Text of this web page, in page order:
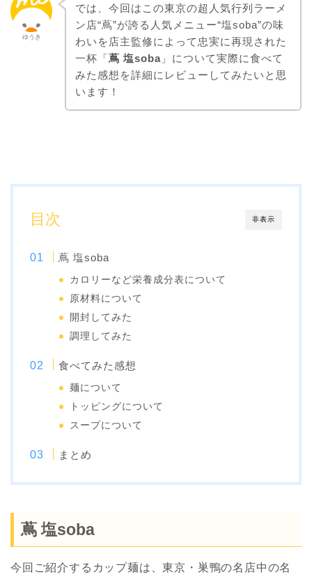
ゆうき
では、今回はこの東京の超人気行列ラーメ
ン店“蔦”が誇る人気メニュー“塩soba”の味
わいを店主監修によって忠実に再現された
一杯「蔦 塩soba」について実際に食べて
みた感想を詳細にレビューしてみたいと思
います！
非表示
目次
蔦 塩soba
カロリーなど栄養成分表について
原材料について
開封してみた
調理してみた
食べてみた感想
麺について
トッピングについて
スープについて
まとめ
蔦 塩soba
今回ご紹介するカップ麺は、東京・巣鴨の名店中の名